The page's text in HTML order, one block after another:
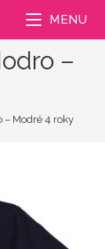
MENU
–
– Modré 4 roky